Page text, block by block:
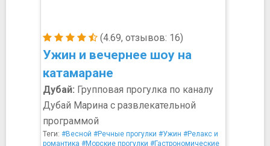
(4.69, отзывов: 16)
Ужин и вечернее шоу на
катамаране
Дубай: Групповая прогулка по каналу
Дубай Марина с развлекательной
программой
Теги: #Весной #Речные прогулки #Ужин #Релакс и
романтика #Морские прогулки #Гастрономические